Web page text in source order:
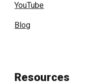
YouTube
Blog
Resources